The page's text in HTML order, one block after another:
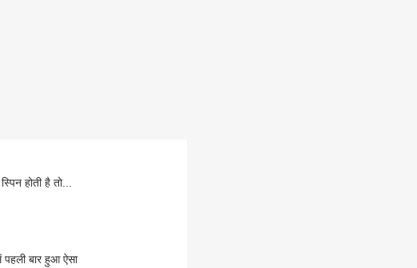
होती है तो...
बार हुआ ऐसा